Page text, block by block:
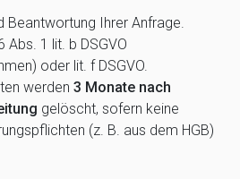
Beantwortung Ihrer Anfrage.
Abs. 1 lit. b DSGVO
oder lit. f DSGVO.
werden 3 Monate nach
gelöscht, sofern keine
(z. B. aus dem HGB)